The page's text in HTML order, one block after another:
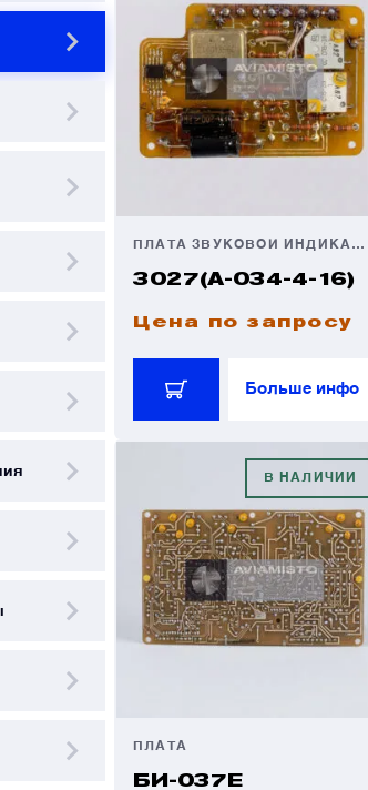
ПЛАТА ЗВУКОВОЙ ИНДИКАЦИИ
3027(А-034-4-16)
Цена по запросу
Больше инфо
В НАЛИЧИИ
ПЛАТА
БИ-037Е